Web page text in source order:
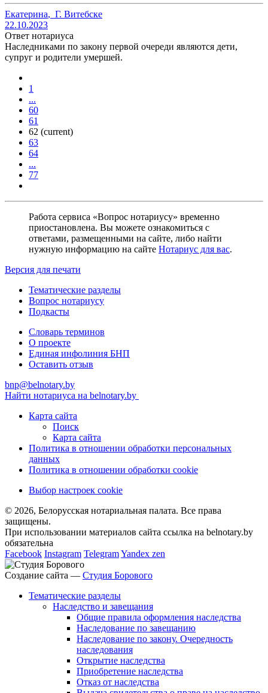
Екатерина, Г. Витебске
22.10.2023
Ответ нотариуса
Наследниками по закону первой очереди являются дети,
супруг и родители умершей.
1
...
60
61
62 (current)
63
64
...
77
Работа сервиса «Вопрос нотариусу» временно
приостановлена. Вы можете ознакомиться с
ответами, размещенными на сайте, либо найти
нужную информацию на сайте Нотариус для вас.
Версия для печати
Тематические разделы
Вопрос нотариусу
Подкасты
Словарь терминов
О проекте
Единая инфолиния БНП
Оставить отзыв
bnp@belnotary.by
Найти нотариуса на belnotary.by
Карта сайта
Поиск
Карта сайта
Политика в отношении обработки персональных
данных
Политика в отношении обработки cookie
Выбор настроек cookie
© 2026, Белорусская нотариальная палата. Все права
защищены.
При использовании материалов сайта ссылка на belnotary.by
обязательна
Facebook Instagram TelegramYandex zen
Создание сайта — Студия Борового
Тематические разделы
Наследство и завещания
Общие правила оформления наследства
Наследование по завещанию
Наследование по закону. Очередность
наследования
Открытие наследства
Приобретение наследства
Отказ от наследства